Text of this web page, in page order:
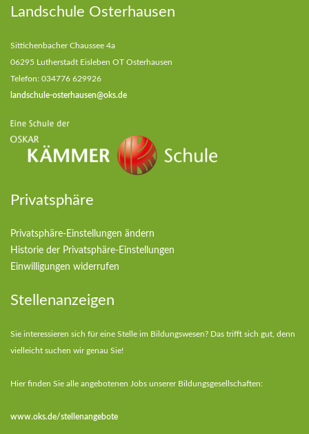
Landschule Osterhausen
Sittichenbacher Chaussee 4a
06295 Lutherstadt Eisleben OT Osterhausen
Telefon: 034776 629926
landschule-osterhausen@oks.de
Privatsphäre
Privatsphäre-Einstellungen ändern
Historie der Privatsphäre-Einstellungen
Einwilligungen widerrufen
Stellenanzeigen
Sie interessieren sich für eine Stelle im Bildungswesen? Das trifft sich gut, denn
vielleicht suchen wir genau Sie!
Hier finden Sie alle angebotenen Jobs unserer Bildungsgesellschaften:
www.oks.de/stellenangebote